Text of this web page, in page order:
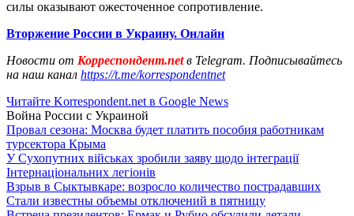
силы оказывают ожесточенное сопротивление.
Вторжение России в Украину. Онлайн
Новости от Корреспондент.netв Telegram. Подписывайтесь
на наш канал https://t.me/korrespondentnet
Читайте Korrespondent.net в Google News
Война России с Украиной
Провал сезона: Москва будет платить пособия работникам
турсектора Крыма
У Сухопутних військах зробили заяву щодо інтеграції
Інтернаціональних легіонів
Взрыв в Сыктывкаре: возросло количество пострадавших
Стали известны объемы отключений в пятницу